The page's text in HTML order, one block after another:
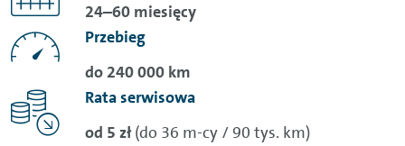
24–60 miesięcy
Przebieg
do 240 000 km
Rata serwisowa
od 5 zł(do 36 m-cy / 90 tys. km)